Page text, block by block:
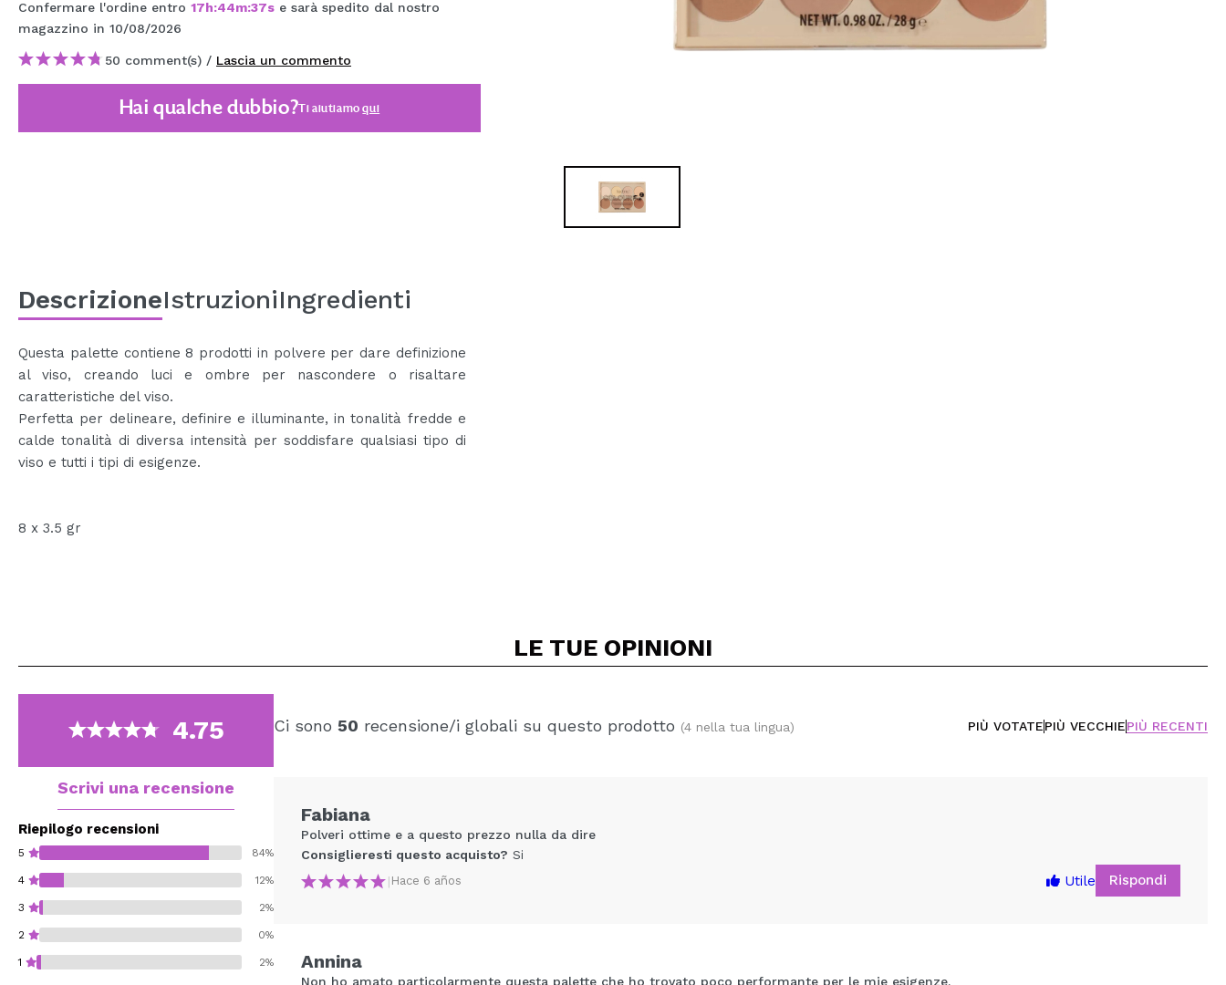
MAQUIFARMA
KOREA ZONE
TRAVEL SIZE
NATURE
PROSSIMAMENTE
CREARE UN ACCOUNT
Confermare l'ordine entro 17h:44m:37s e sarà spedito dal nostro
magazzino in 10/08/2026
50 comment(s) / Lascia un commento
Hai qualche dubbio?Ti aiutiamoqui
DescrizioneIstruzioniIngredienti
Questa palette contiene 8 prodotti in polvere per dare definizione
al viso, creando luci e ombre per nascondere o risaltare
caratteristiche del viso.
Perfetta per delineare, definire e illuminante, in tonalità fredde e
calde tonalità di diversa intensità per soddisfare qualsiasi tipo di
viso e tutti i tipi di esigenze.
8 x 3.5 gr
LE TUE OPINIONI
4.75
Scrivi una recensione
Riepilogo recensioni
5 84%
4 12%
3 2%
2 0%
1 2%
Ci sono 50 recensione/i globali su questo prodotto (4 nella tua lingua) PIÙ VOTATEPIÙ VECCHIEPIÙ RECENTI
Fabiana
Polveri ottime e a questo prezzo nulla da dire
Consiglieresti questo acquisto? Si
| Hace 6 años Utile Rispondi
Annina
Non ho amato particolarmente questa palette che ho trovato poco performante per le mie esigenze.